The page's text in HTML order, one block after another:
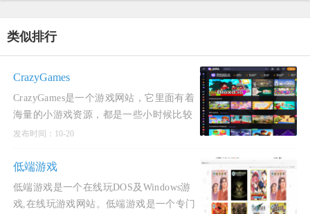
类似排行
CrazyGames
CrazyGames是一个游戏网站，它里面有着
海量的小游戏资源，都是一些小时候比较
喜欢玩的经典小游戏，而且分类非常的全
斗等等，所有游戏完全免费畅玩，无广
告。
发布时间：10-20
低端游戏
低端游戏是一个在线玩DOS及Windows游
戏,在线玩游戏网站。低端游戏是一个专门